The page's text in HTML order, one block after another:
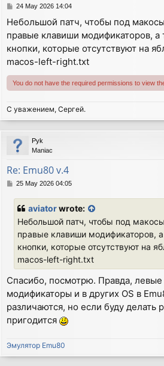
P
s
t
24 May 2026 14:04
Небольшой патч, чтобы под
правые клавиши модификаторов, а
кнопки, которые отсутствуют на
macos-left-right.txt
You do not have the required permissions to view
С уважением, Сергей.
Pyk
Maniac
Re: Emu80 v.4
P25 May 2026 04:05
aviatorwrote:
Небольшой патч, чтобы под
правые клавиши модификаторов,
кнопки, которые отсутствуют на
macos-left-right.txt
Спасибо, посмотрю. Правда,
модификаторы и в других OS в
различаются, но если буду делать
пригодится
Эмулятор Emu80